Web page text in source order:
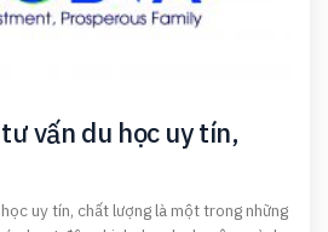
vấn du học uy tín,
uy tín, chất lượng là một trong những